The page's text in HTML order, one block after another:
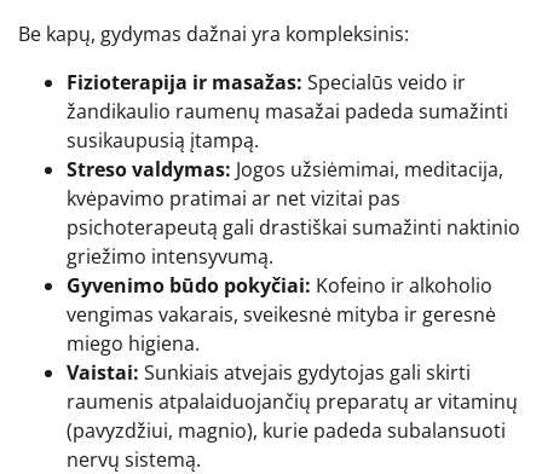
Be kapų, gydymas dažnai yra kompleksinis:
Fizioterapija ir masažas: Specialūs veido ir
žandikaulio raumenų masažai padeda sumažinti
susikaupusią įtampą.
Streso valdymas: Jogos užsiėmimai, meditacija,
kvėpavimo pratimai ar net vizitai pas
psichoterapeutą gali drastiškai sumažinti naktinio
griežimo intensyvumą.
Gyvenimo būdo pokyčiai: Kofeino ir alkoholio
vengimas vakarais, sveikesnė mityba ir geresnė
miego higiena.
Vaistai: Sunkiais atvejais gydytojas gali skirti
raumenis atpalaiduojančių preparatų ar vitaminų
(pavyzdžiui, magnio), kurie padeda subalansuoti
nervų sistemą.